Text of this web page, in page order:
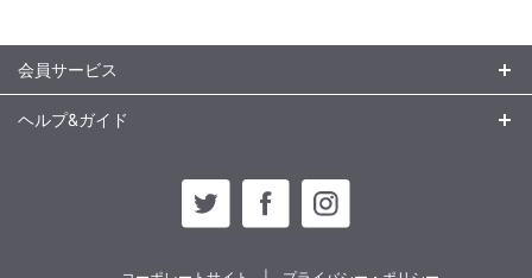
会員サービス
ヘルプ&ガイド